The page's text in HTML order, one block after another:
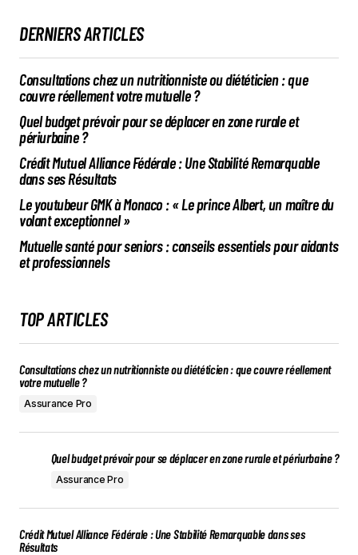
DERNIERS ARTICLES
Consultations chez un nutritionniste ou diététicien : que
couvre réellement votre mutuelle ?
Quel budget prévoir pour se déplacer en zone rurale et
périurbaine ?
Crédit Mutuel Alliance Fédérale : Une Stabilité Remarquable
dans ses Résultats
Le youtubeur GMK à Monaco : « Le prince Albert, un maître du
volant exceptionnel »
Mutuelle santé pour seniors : conseils essentiels pour aidants
et professionnels
TOP ARTICLES
Consultations chez un nutritionniste ou diététicien : que couvre réellement
votre mutuelle ?
Assurance Pro
Quel budget prévoir pour se déplacer en zone rurale et périurbaine ?
Assurance Pro
Crédit Mutuel Alliance Fédérale : Une Stabilité Remarquable dans ses
Résultats